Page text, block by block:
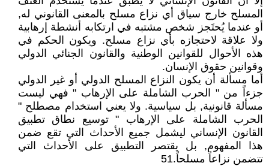
المسلح خارج سياق أي نزاع مسلح بالمعنى القانوني له,
أو عندما يُحتَجز شخص مشتبه في ارتكابه أنشطة إرهابية
ولا علاقة لاحتجازه بأي نزاع مسلح. ويكون الحكم في
هذه الأحوال للقوانين الوطنية والقانون الجنائي الدولي
وقوانين حقوق الإنسان.
أما مسألة أن يكون النزاع المسلح الدولي أو غير الدولي
جزءاً من " الحرب الشاملة على الإرهاب " فهي ليست
مسألة قانونية, بل سياسية. ولا يعني استخدام مصطلح "
الحرب الشاملة على الإرهاب " توسيع نطاق تطبيق
القانون الإنساني ليشمل جميع الأحداث التي تقع ضمن
هذا المفهوم, بل يقتصر التطبيق على الأحداث التي
تتضمن نزاعاً مسلحاً.51